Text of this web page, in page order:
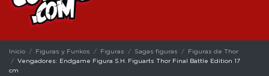
Inicio Figuras y Funkos Figuras Sagas figuras
Figuras de Thor
Vengadores: Endgame Figura S.H. Figuarts Thor Final Battle Edition 17
cm